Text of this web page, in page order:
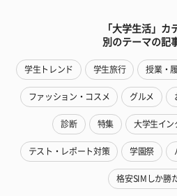
「大学生活」カ
別のテーマの記
学生トレンド 学生旅行 授業・
ファッション・コスメ グルメ
診断 特集 大学生イン
テスト・レポート対策 学園祭
格安SIMしか勝